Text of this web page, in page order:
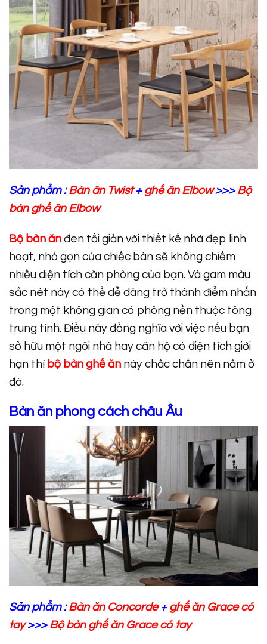
Sản phẩm :Bàn ăn Twist + ghế ăn Elbow>>>Bộ
bàn ghế ăn Elbow
Bộ bàn ăn đen tối giản với thiết kế nhà đẹp linh
hoạt, nhỏ gọn của chiếc bàn sẽ không chiếm
nhiều diện tích căn phòng của bạn. Và gam màu
sắc nét này có thể dễ dàng trở thành điểm nhấn
trong một không gian có phông nền thuộc tông
trung tính. Điều này đồng nghĩa với việc nếu bạn
sở hữu một ngôi nhà hay căn hộ có diện tích giới
hạn thì bộ bàn ghế ăn này chắc chắn nên nằm ở
đó.
Bàn ăn phong cách châu Âu
Sản phẩm :Bàn ăn Concorde+ ghế ăn Grace có
tay>>>Bộ bàn ghế ăn Grace có tay